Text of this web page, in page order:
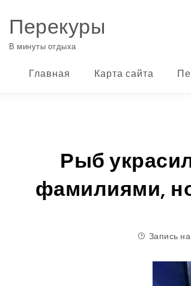
Перекуры
В минуты отдыха
Главная Карта сайта
Рыб
фамилиями,
Запись